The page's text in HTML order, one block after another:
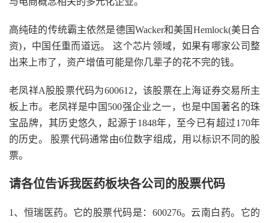
高纯硅的传统霸主依然是德国Wacker和美国Hemlock(美日合
资)，中国任重而道远。 这个芯片领域，如果有哪家公司整
出来上市了，资产增值可能是你几辈子的花不完的钱。
老凤祥A股股票代码为600612，该股票在上海证券交易所主
板上市。老凤祥是中国500强企业之一，也是中国著名的珠
宝品牌，其历史悠久，起源于1848年，至今已有超过170年
的历史。 股票代码通常由6位数字组成，用以标识不同的股
票。
请各位告诉我医药板块各公司的股票代码
1、恒瑞医药。它的股票代码是：600276。云南白药。它的